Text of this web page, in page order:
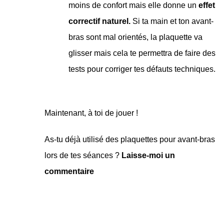
moins de confort mais elle donne un effet
correctif naturel.Si ta main et ton avant-
bras sont mal orientés, la plaquette va
glisser mais cela te permettra de faire des
tests pour corriger tes défauts techniques.
Maintenant, à toi de jouer !
As-tu déjà utilisé des plaquettes pour avant-bras
lors de tes séances ? Laisse-moi un
commentaire